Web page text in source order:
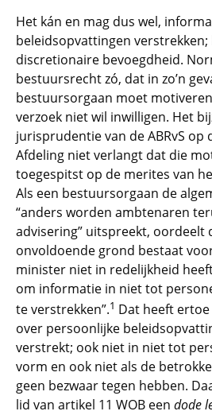
Het kán en mag dus wel,
beleidsopvattingen verstrekken;
discretionaire bevoegdheid.
bestuursrecht zó, dat in zo’n
bestuursorgaan moet
verzoek niet wil inwilligen. Het
jurisprudentie van de ABRvS op
Afdeling niet verlangt dat die
toegespitst op de merites van
Als een bestuursorgaan de
“anders worden ambtenaren
advisering” uitspreekt, oordeelt
onvoldoende grond bestaat
minister niet in redelijkheid
om informatie in niet tot
te verstrekken”.1 Dat heeft
over persoonlijke
verstrekt; ook niet in niet tot
vorm en ook niet als de
geen bezwaar tegen hebben.
lid van artikel 11 WOB een dode